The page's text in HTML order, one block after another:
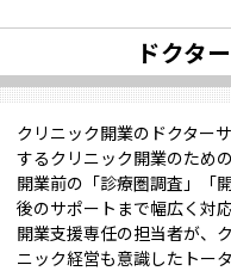
ドクタ
クリニック開業のドクター
するクリニック開業のため
開業前の「診療圏調査」「
後のサポートまで幅広く対
開業支援専任の担当者が、
ニック経営も意識したトー